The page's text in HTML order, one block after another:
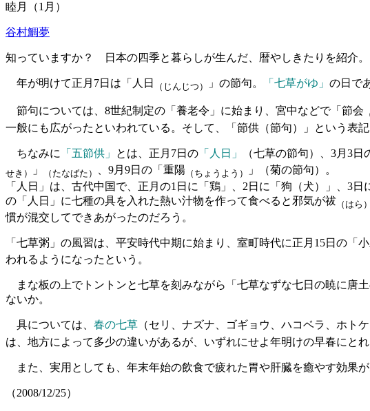
睦月（1月）
谷村鯛夢
知っていますか？ 日本の四季と暮らしが生んだ、暦やしきたりを紹介。
年が明けて正月7日は「人日 （じんじつ） 」の節句。 「七草がゆ」 の日で
節句については、8世紀制定の「養老令」に始まり、宮中などで「節会
一般にも広がったといわれている。そして、「節供（節句）」という表
ちなみに 「五節供」 とは、正月7日の 「人日」 （七草の節句）、3月3日
せき）
」 （たなばた） 、9月9日の「重陽 （ちょうよう）
」（菊の節句）。
「人日」は、古代中国で、正月の1日に「鶏」、2日に「狗（犬）」、3
の「人日」に七種の具を入れた熱い汁物を作って食べると邪気が祓 （はら）
慣が混交してできあがったのだろう。
「七草粥」の風習は、平安時代中期に始まり、室町時代に正月15日の「
われるようになったという。
まな板の上でトントンと七草を刻みながら「七草なずな七日の暁に唐
ないか。
具については、 春の七草 （セリ、ナズナ、ゴギョウ、ハコベラ、ホト
は、地方によって多少の違いがあるが、いずれにせよ年明けの早春にと
また、実用としても、年末年始の飲食で疲れた胃や肝臓を癒やす効果
（2008/12/25）